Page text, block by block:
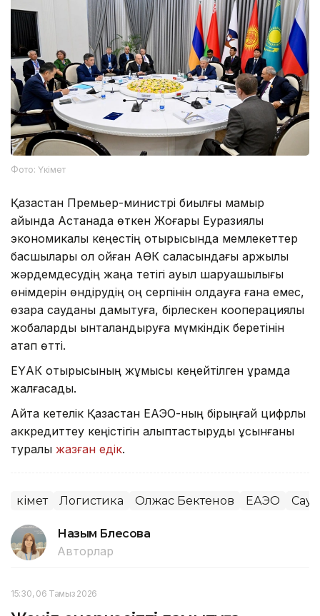
Фото: Үкімет
Қазақстан Премьер-министрі биылғы мамыр
айында Астанада өткен Жоғары Еуразиялық
экономикалық кеңестің отырысында мемлекеттер
басшылары қол қойған АӨК саласындағы қаржылық
жәрдемдесудің жаңа тетігі ауыл шаруашылығы
өнімдерін өндірудің оң серпінін қолдауға ғана емес,
өзара сауданы дамытуға, бірлескен кооперациялық
жобаларды ынталандыруға мүмкіндік беретінін
атап өтті.
ЕҮАК отырысының жұмысы кеңейтілген құрамда
жалғасады.
Айта кетелік Қазақстан ЕАЭО-ның бірыңғай цифрлық
аккредиттеу кеңістігін қалыптастыруды ұсынғаны
туралы жазған едік.
Үкімет Логистика Олжас Бектенов ЕАЭО
Назым Бөлесова
Авторлар
15:30, 06 Тамыз 2026